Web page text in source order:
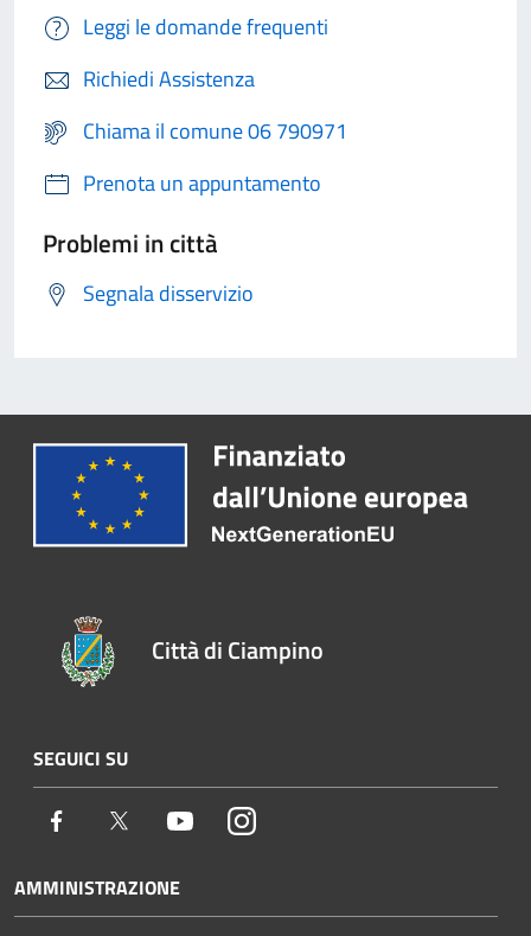
Leggi le domande frequenti
Richiedi Assistenza
Chiama il comune 06 790971
Prenota un appuntamento
Problemi in città
Segnala disservizio
Città di Ciampino
SEGUICI SU
Facebook Twitter YoutubeInstagram
AMMINISTRAZIONE